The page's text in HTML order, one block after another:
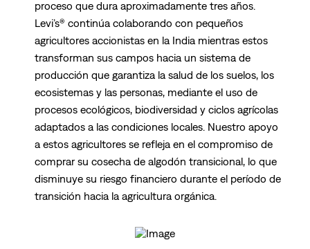
proceso que dura aproximadamente tres años.
Levi’s® continúa colaborando con pequeños
agricultores accionistas en la India mientras estos
transforman sus campos hacia un sistema de
producción que garantiza la salud de los suelos, los
ecosistemas y las personas, mediante el uso de
procesos ecológicos, biodiversidad y ciclos agrícolas
adaptados a las condiciones locales. Nuestro apoyo
a estos agricultores se refleja en el compromiso de
comprar su cosecha de algodón transicional, lo que
disminuye su riesgo financiero durante el período de
transición hacia la agricultura orgánica.